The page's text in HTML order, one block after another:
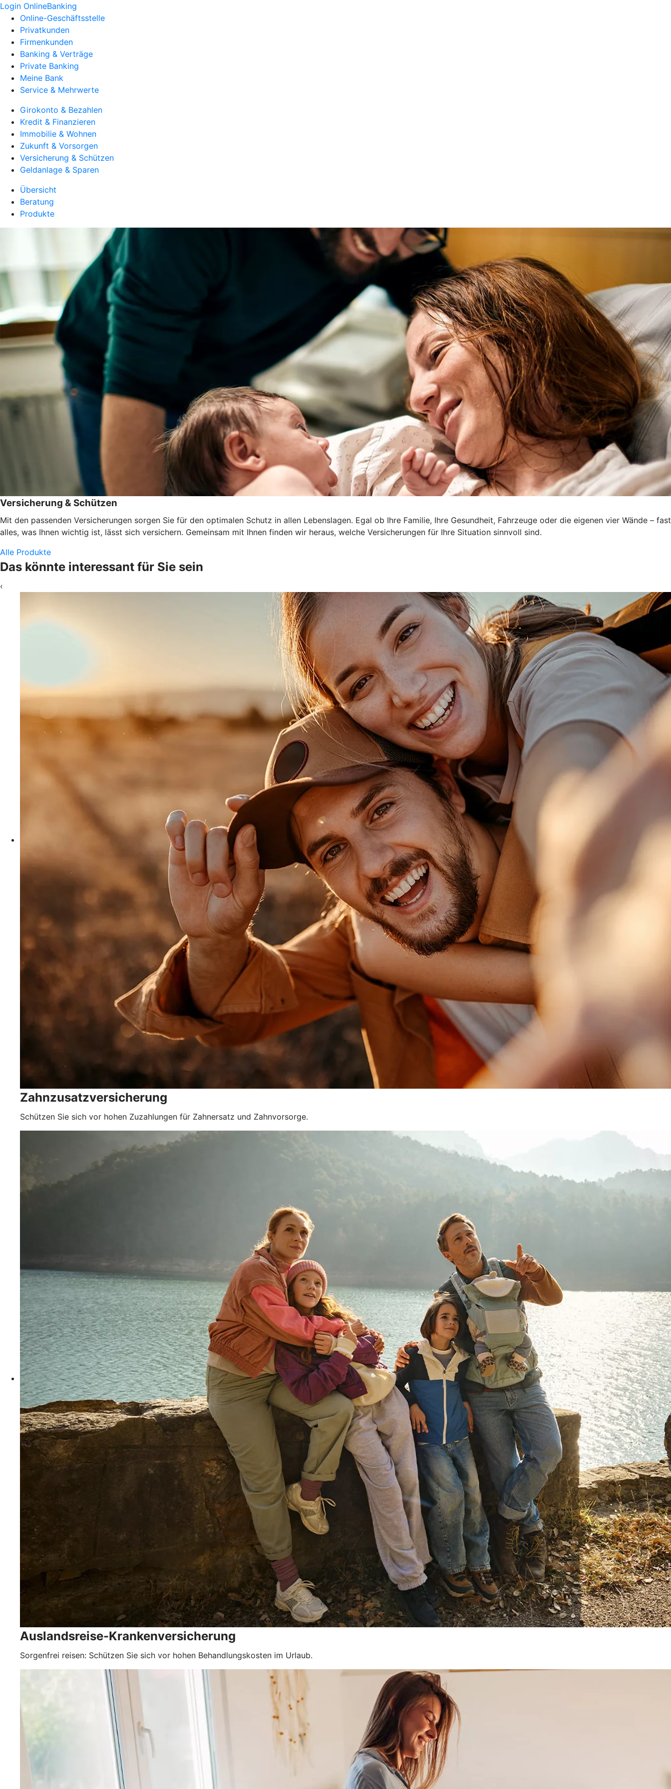
Login OnlineBanking
Online-Geschäftsstelle
Privatkunden
Firmenkunden
Banking & Verträge
Private Banking
Meine Bank
Service & Mehrwerte
Girokonto & Bezahlen
Kredit & Finanzieren
Immobilie & Wohnen
Zukunft & Vorsorgen
Versicherung & Schützen
Geldanlage & Sparen
Übersicht
Beratung
Produkte
Versicherung & Schützen
Mit den passenden Versicherungen sorgen Sie für den optimalen Schutz in allen Lebenslagen. Egal ob Ihre Familie, Ihre Gesundheit, Fahrzeuge oder die eigenen vier Wände – fast
alles, was Ihnen wichtig ist, lässt sich versichern. Gemeinsam mit Ihnen finden wir heraus, welche Versicherungen für Ihre Situation sinnvoll sind.
Alle Produkte
Das könnte interessant für Sie sein
‹
Zahnzusatzversicherung
Schützen Sie sich vor hohen Zuzahlungen für Zahnersatz und Zahnvorsorge.
Auslandsreise-Krankenversicherung
Sorgenfrei reisen: Schützen Sie sich vor hohen Behandlungskosten im Urlaub.